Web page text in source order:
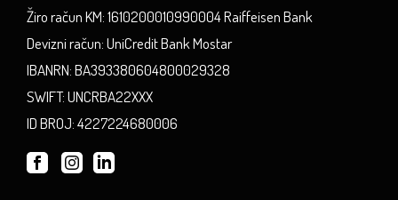
Žiro račun KM: 1610200010990004 Raiffeisen Bank
Devizni račun: UniCredit Bank Mostar
IBANRN: BA393380604800029328
SWIFT: UNCRBA22XXX
ID BROJ: 4227224680006